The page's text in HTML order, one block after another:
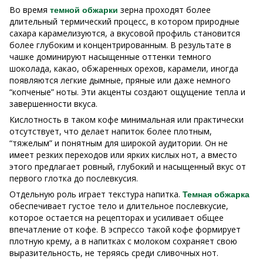
Во время темной обжарки зерна проходят более
длительный термический процесс, в котором природные
сахара карамелизуются, а вкусовой профиль становится
более глубоким и концентрированным. В результате в
чашке доминируют насыщенные оттенки темного
шоколада, какао, обжаренных орехов, карамели, иногда
появляются легкие дымные, пряные или даже немного
“копченые” ноты. Эти акценты создают ощущение тепла и
завершенности вкуса.
Кислотность в таком кофе минимальная или практически
отсутствует, что делает напиток более плотным,
“тяжелым” и понятным для широкой аудитории. Он не
имеет резких переходов или ярких кислых нот, а вместо
этого предлагает ровный, глубокий и насыщенный вкус от
первого глотка до послевкусия.
Отдельную роль играет текстура напитка. Темная обжарка
обеспечивает густое тело и длительное послевкусие,
которое остается на рецепторах и усиливает общее
впечатление от кофе. В эспрессо такой кофе формирует
плотную крему, а в напитках с молоком сохраняет свою
выразительность, не теряясь среди сливочных нот.